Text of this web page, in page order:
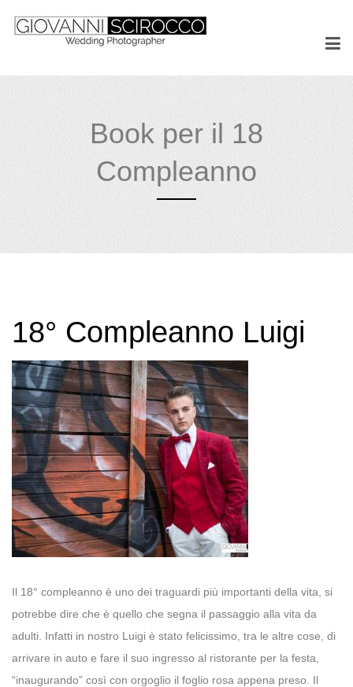
Book per il 18
Compleanno
18° Compleanno Luigi
Il 18° compleanno è uno dei traguardi più importanti della vita, si
potrebbe dire che è quello che segna il passaggio alla vita da
adulti. Infatti in nostro Luigi è stato felicissimo, tra le altre cose, di
arrivare in auto e fare il suo ingresso al ristorante per la festa,
“inaugurando” così con orgoglio il foglio rosa appena preso. Il